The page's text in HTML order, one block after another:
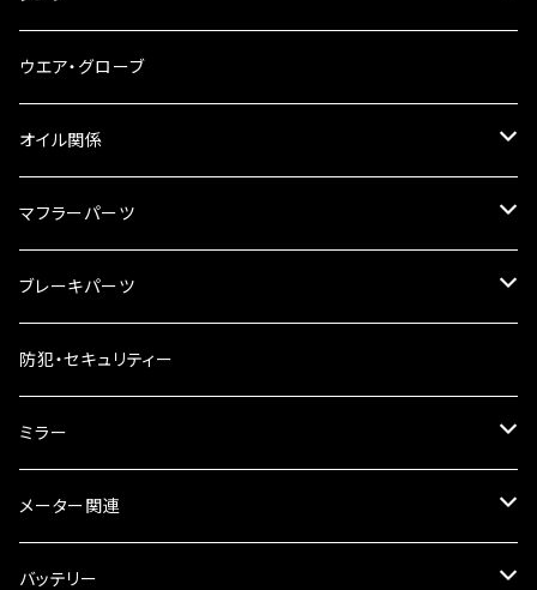
スマホホルダー
サイドバッグサポート
リアBOX
ハードケース
電装系
タンク本体
タンクキャップ
タンクシール
ケミカル
ウエア・グローブ
オイル関係
4スト用エンジンオイル
2スト用エンジンオイル
ギアオイル
オイルクーラー
ラジエーター
フォークオイル
マフラーパーツ
マフラーガード
バンテージタイプ
スリップオン
サイレンサー
ブレーキパーツ
ブレーキシュー
ブレーキパット
ブレーキオイル
その他
防犯・セキュリティー
ミラー
ミラー本体
ミラーアダプター
メーター関連
スピードメーター
バッテリー